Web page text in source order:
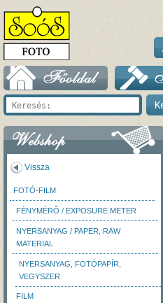
Vissza
FOTÓ-FILM
FÉNYMÉRŐ / EXPOSURE METER
NYERSANYAG / PAPER, RAW
MATERIAL
NYERSANYAG, FOTÓPAPÍR,
VEGYSZER
FILM